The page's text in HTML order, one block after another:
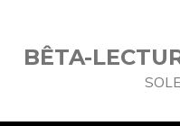
BÊTA-